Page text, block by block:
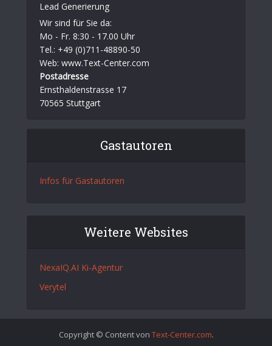
Lead Generierung
Wir sind für Sie da:
Mo - Fr. 8:30 - 17.00 Uhr
Tel.: +49 (0)711-48890-50
Web: www.Text-Center.com
Postadresse
Ernsthaldenstrasse 17
70565 Stuttgart
Gastautoren
Infos für Gastautoren
Weitere Websites
NexaIQ.AI Ki-Agentur
Verytel
Copyright © Content von Text-Center.com.